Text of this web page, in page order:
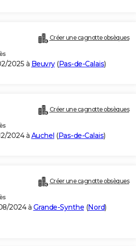
Créer une cagnotte obsèques
2025 à Beuvry(Pas-de-Calais)
Créer une cagnotte obsèques
2024 à Auchel (Pas-de-Calais)
Créer une cagnotte obsèques
2024 à Grande-Synthe (Nord)